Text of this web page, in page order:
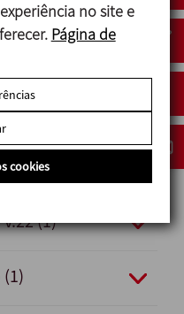
(1)
no site e
Página de
cookies